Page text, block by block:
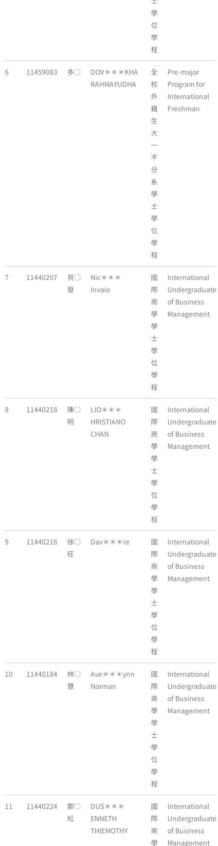
學
位
學
程
6 11459083 多○
DOV＊＊＊KHA
RAHMAYUDHA
全
校
外
籍
生
大
一
不
分
系
學
士
學
位
學
程
Pre-major
Program for
International
Freshman
7 11440207
貝○
發
Nic＊＊＊
Invaio
國
際
商
學
學
士
學
位
學
程
International
Undergraduate
of Business
Management
8 11440218
陳○
明
LIO＊＊＊
HRISTIANO
CHAN
國
際
商
學
學
士
學
位
學
程
International
Undergraduate
of Business
Management
9 11440216
徐○
旺
Dav＊＊＊re
國
際
商
學
學
士
學
位
學
程
International
Undergraduate
of Business
Management
10 11440184
林○
慧
Ave＊＊＊ynn
Norman
國
際
商
學
學
士
學
位
學
程
International
Undergraduate
of Business
Management
11 11440224
鄭○
松
DUS＊＊＊
ENNETH
THIEMOTHY
國
際
商
學
International
Undergraduate
of Business
Management